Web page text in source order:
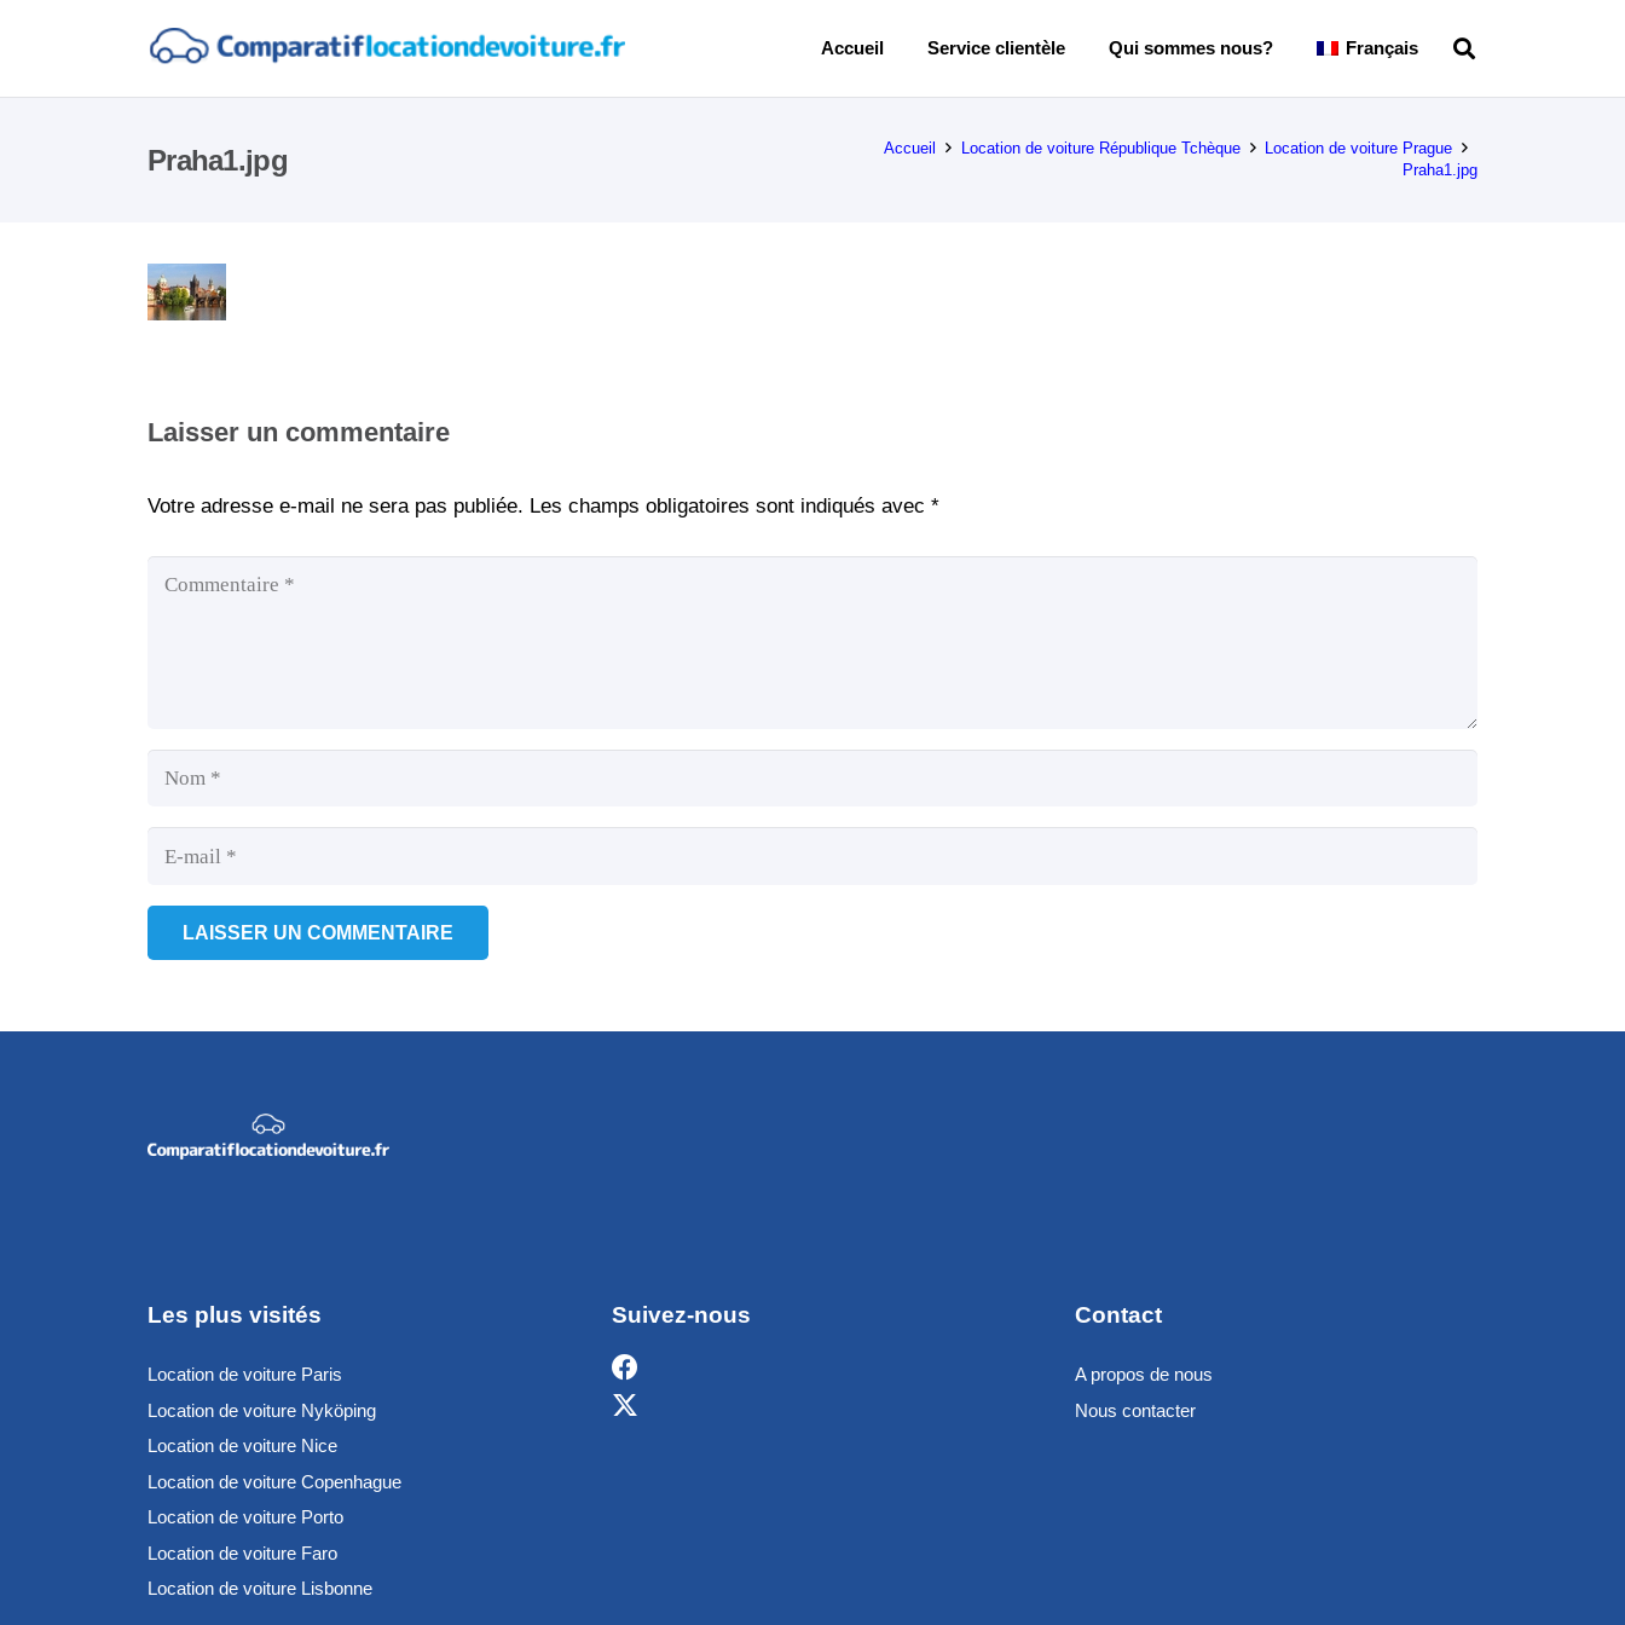
Accueil Service clientèle Qui sommes nous? Français
Praha1.jpg Accueil Location de voiture République Tchèque
Location de voiture Prague
Praha1.jpg
Laisser un commentaire
Votre adresse e-mail ne sera pas publiée. Les champs obligatoires sont indiqués avec *
LAISSER UN COMMENTAIRE
Les plus visités
Location de voiture Paris
Location de voiture Nyköping
Location de voiture Nice
Location de voiture Copenhague
Location de voiture Porto
Location de voiture Faro
Location de voiture Lisbonne
Suivez-nous Contact
A propos de nous
Nous contacter